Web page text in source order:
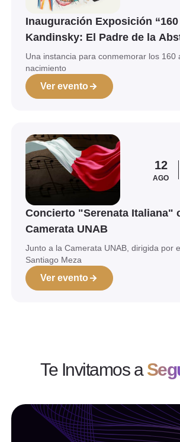
Inauguración Exposición
Kandinsky: El Padre de la
Una instancia para conmemorar los 160
nacimiento
Ver evento
12
AGO
Concierto "Serenata Italiana"
Camerata UNAB
Junto a la Camerata UNAB, dirigida por
Santiago Meza
Ver evento
Ver evento
Te Invitamos a